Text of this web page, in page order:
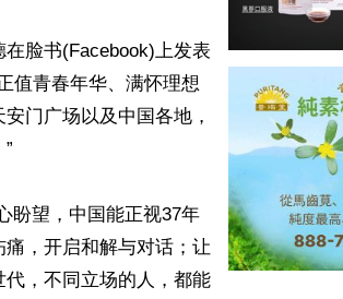
脸书(Facebook)上发表
值青春年华、满怀理想
门广场以及中国各地，
盼望，中国能正视37年
，开启和解与对话；让
，不同立场的人，都能